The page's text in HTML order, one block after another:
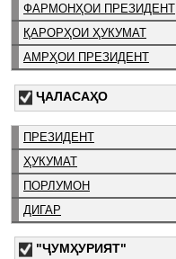
ФАРМОНҲОИ ПРЕЗИДЕНТ
ҚАРОРҲОИ ҲУКУМАТ
АМРҲОИ ПРЕЗИДЕНТ
ҶАЛАСАҲО
ПРЕЗИДЕНТ
ҲУКУМАТ
ПОРЛУМОН
ДИГАР
"ҶУМҲУРИЯТ"